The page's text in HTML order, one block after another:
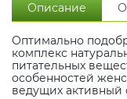
Описание
Оптимально
комплекс
питательных
особенностей
ведущих активный